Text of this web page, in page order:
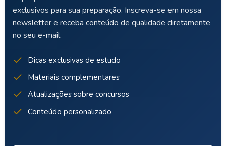
exclusivos para sua preparação. Inscreva-se em nossa
newsletter e receba conteúdo de qualidade diretamente
no seu e-mail.
Dicas exclusivas de estudo
Materiais complementares
Atualizações sobre concursos
Conteúdo personalizado